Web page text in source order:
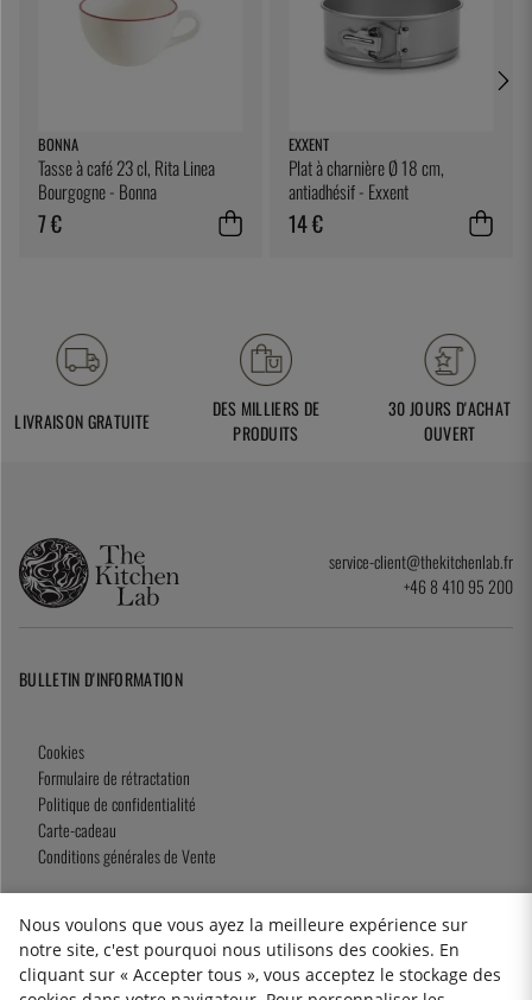
BONNA
Tasse à café 23 cl, Rita Linea
Bourgogne - Bonna
7 €
EXXENT
Plat à charnière Ø 18 cm,
antiadhésif - Exxent
14 €
LIVRAISON GRATUITE
DES MILLIERS DE
PRODUITS
30 JOURS D'ACHAT
OUVERT
service-client@thekitchenlab.fr
+46 8 410 95 200
BULLETIN D'INFORMATION
Cookies
Formulaire de rétractation
Politique de confidentialité
Carte-cadeau
Conditions générales de Vente
2026 KitchenLab AB
Nous voulons que vous ayez la meilleure expérience sur
notre site, c'est pourquoi nous utilisons des cookies. En
cliquant sur « Accepter tous », vous acceptez le stockage des